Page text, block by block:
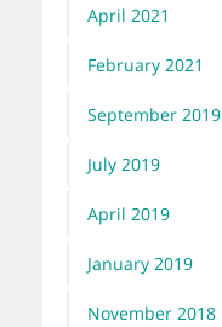
April 2021
February 2021
September 2019
July 2019
April 2019
January 2019
November 2018